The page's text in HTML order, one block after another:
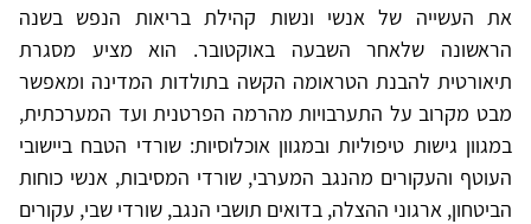
את העשייה של אנשי ונשות קהילת בריאות הנפש בשנה
הראשונה שלאחר השבעה באוקטובר. הוא מציע מסגרת
תיאורטית להבנת הטראומה הקשה בתולדות המדינה ומאפשר
מבט מקרוב על התערבויות מהרמה הפרטנית ועד המערכתית,
במגוון גישות טיפוליות ובמגוון אוכלוסיות: שורדי הטבח ביישובי
העוטף והעקורים מהנגב המערבי, שורדי המסיבות, אנשי כוחות
הביטחון, ארגוני ההצלה, בדואים תושבי הנגב, שורדי שבי, עקורים